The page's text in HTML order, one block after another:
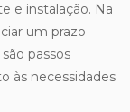
e instalação. Na
um prazo
passos
às necessidades